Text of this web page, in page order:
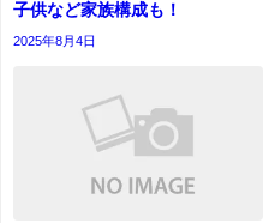
子供など家族構成も！
2025年8月4日